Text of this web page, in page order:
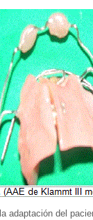
adaptación del